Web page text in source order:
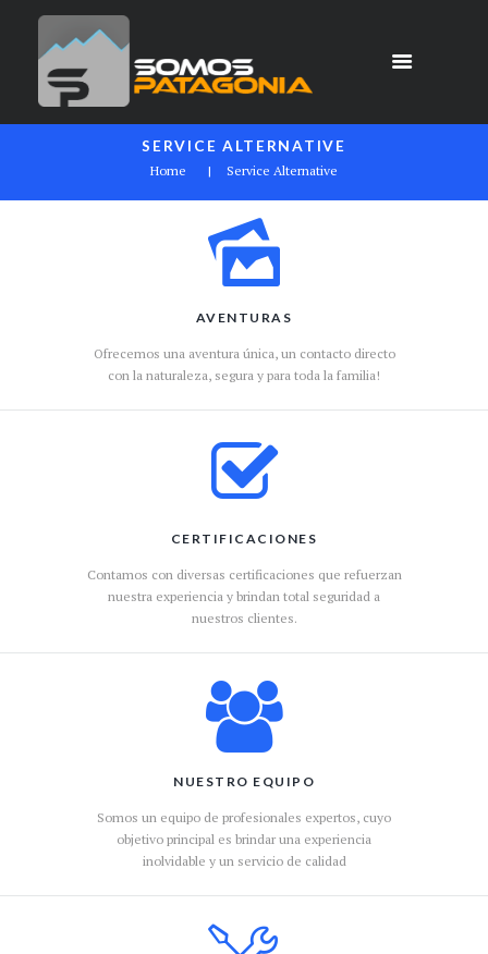
SERVICE ALTERNATIVE
Home Service Alternative
AVENTURAS
Ofrecemos una aventura única, un contacto directo
con la naturaleza, segura y para toda la familia!
CERTIFICACIONES
Contamos con diversas certificaciones que refuerzan
nuestra experiencia y brindan total seguridad a
nuestros clientes.
NUESTRO EQUIPO
Somos un equipo de profesionales expertos, cuyo
objetivo principal es brindar una experiencia
inolvidable y un servicio de calidad